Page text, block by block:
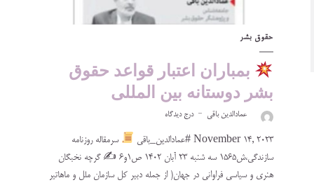
حقوق بشر
بمباران اعتبار قواعد حقوق
بشر دوستانه بین المللی
عمادالدین باقی درج دیدگاه
November 14, 2023 #عمادالدین_باقی
سرمقاله روزنامه
سازندگی،ش۱۵۶۵ سه شنبه ۲۳ آبان ۱۴۰۲ ص۱و۶ ✍
گرچه نخبگان
هنری و سیاسی فراوانی در جهان( از جمله دبیر کل سازمان ملل و ماهاتیر